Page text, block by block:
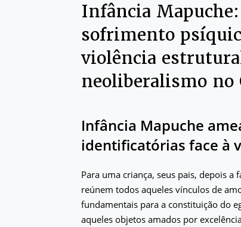
Infância
sofrimento
violência
neoliberalismo no
Infância Mapuche
identificatórias face à
Para uma criança, seus pais, depois
reúnem todos aqueles vínculos de
fundamentais para a constituição do
aqueles objetos amados por